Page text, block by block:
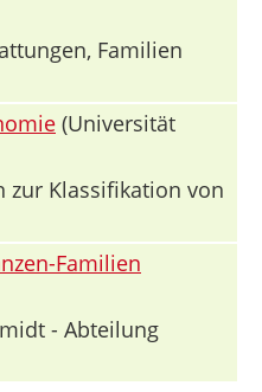
Familien
(Universität
zur Klassifikation von
Familien
- Abteilung